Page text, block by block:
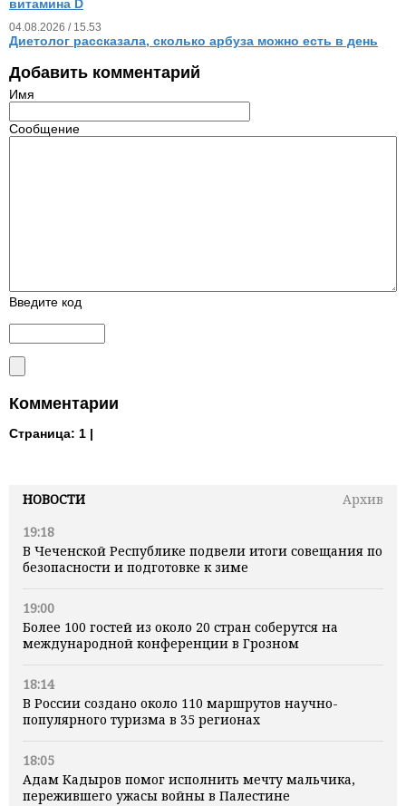
НОВОСТИ
Архив
19:18
В Чеченской Республике подвели итоги совещания по
безопасности и подготовке к зиме
19:00
Более 100 гостей из около 20 стран соберутся на
международной конференции в Грозном
18:14
В России создано около 110 маршрутов научно-
популярного туризма в 35 регионах
18:05
Адам Кадыров помог исполнить мечту мальчика,
пережившего ужасы войны в Палестине
витамина D
04.08.2026 / 15.53
Диетолог рассказала, сколько арбуза можно есть в день
Добавить комментарий
Имя
Сообщение
Введите код
Комментарии
Страница: 1 |